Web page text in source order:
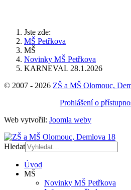
Jste zde:
MŠ Petřkova
MŠ
Novinky MŠ Petřkova
KARNEVAL 28.1.2026
© 2007 - 2026 ZŠ a MŠ Olomouc,
Prohlášení o
Web vytvořil: Joomla weby
Hledat
Úvod
MŠ
Novinky MŠ Petřkova